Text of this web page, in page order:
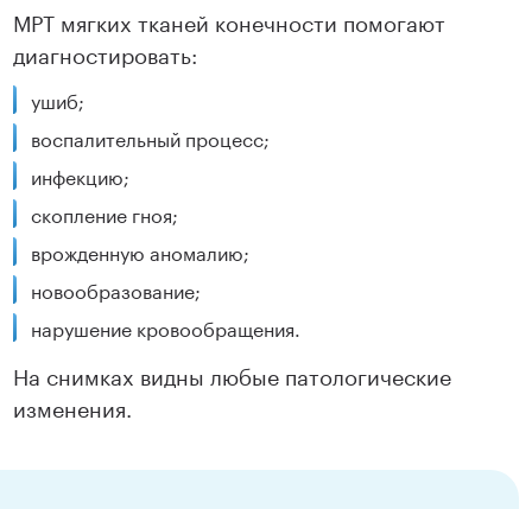
МРТ мягких тканей конечности помогают
диагностировать:
ушиб;
воспалительный процесс;
инфекцию;
скопление гноя;
врожденную аномалию;
новообразование;
нарушение кровообращения.
На снимках видны любые патологические
изменения.